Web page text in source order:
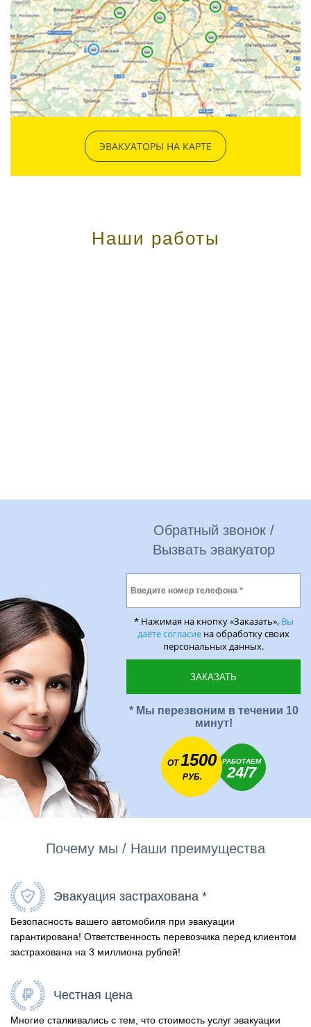
ЭВАКУАТОРЫ НА КАРТЕ
Наши работы
Обратный звонок /
Вызвать эвакуатор
* Нажимая на кнопку «Заказать», Вы
даёте согласие на обработку своих
персональных данных.
* Мы перезвоним в течении 10
минут!
ОТ1500
РУБ.
РАБОТАЕМ
24/7
Почему мы / Наши преимущества
Эвакуация застрахована *
Безопасность вашего автомобиля при эвакуации
гарантирована! Ответственность перевозчика перед клиентом
застрахована на 3 миллиона рублей!
Честная цена
Многие сталкивались с тем, что стоимость услуг эвакуации